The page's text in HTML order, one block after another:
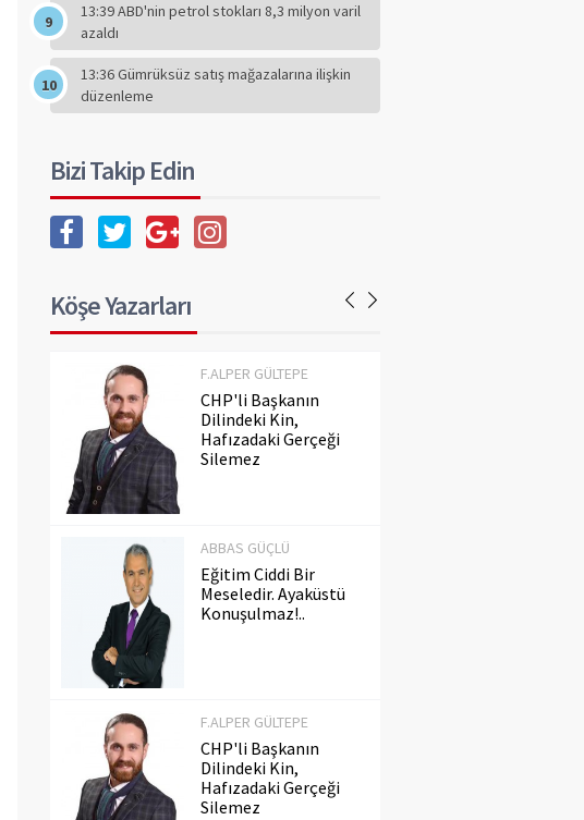
13:39 ABD'nin petrol stokları 8,3 milyon varil
azaldı
13:36 Gümrüksüz satış mağazalarına ilişkin
düzenleme
Bizi Takip Edin
Köşe Yazarları
F.ALPER GÜLTEPE
CHP'li Başkanın
Dilindeki Kin,
Hafızadaki Gerçeği
Silemez
ABBAS GÜÇLÜ
Eğitim Ciddi Bir
Meseledir. Ayaküstü
F.ALPER GÜLTEPE
CHP'li Başkanın
Dilindeki Kin,
Hafızadaki Gerçeği
Silemez
ABBAS GÜÇLÜ
Eğitim Ciddi Bir
Meseledir. Ayaküstü
Konuşulmaz!..
F.ALPER GÜLTEPE
CHP'li Başkanın
Dilindeki Kin,
Hafızadaki Gerçeği
Silemez